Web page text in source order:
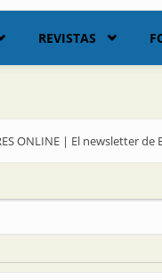
REVISTAS
ONLINE | El newsletter de